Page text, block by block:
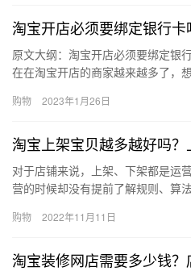
淘宝开店必须要绑定银行
原文大纲：淘宝开店必须要绑定银
在在淘宝开店的商家越来越多了，
些方…
购物 2023年1月26日
淘宝上架宝贝越多越好吗
对于店铺来说，上架、下架都是运
营的时候却没有提前了解规则、算
一、…
购物 2022年11月11日
淘宝装修网店需要多少钱